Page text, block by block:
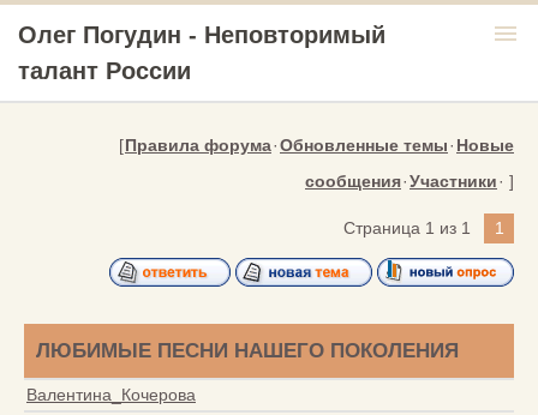
Олег Погудин - Неповторимый
талант России
menu
[Правила форума·Обновленные темы·Новые
сообщения·Участники· ]
Страница 1 из 1 1
ЛЮБИМЫЕ ПЕСНИ НАШЕГО ПОКОЛЕНИЯ
Валентина_Кочерова